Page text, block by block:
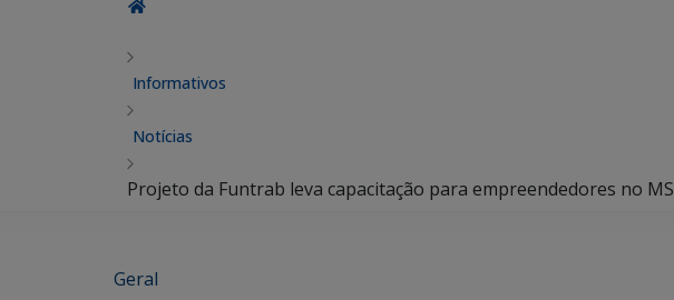
Informativos
Notícias
Projeto da Funtrab leva capacitação para empreendedores no MS
Geral